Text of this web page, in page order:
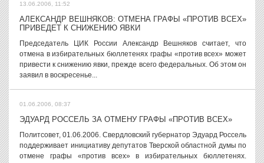
13.06.2006, 11:52
АЛЕКСАНДР ВЕШНЯКОВ: ОТМЕНА ГРАФЫ «ПРОТИВ ВСЕХ»
ПРИВЕДЕТ К СНИЖЕНИЮ ЯВКИ
Председатель ЦИК России Александр Вешняков считает, что
отмена в избирательных бюллетенях графы «против всех» может
привести к снижению явки, прежде всего федеральных. Об этом он
заявил в воскресенье...
01.06.2006, 08:37
ЭДУАРД РОССЕЛЬ ЗА ОТМЕНУ ГРАФЫ «ПРОТИВ ВСЕХ»
Политсовет, 01.06.2006. Свердловский губернатор Эдуард Россель
поддерживает инициативу депутатов Тверской областной думы по
отмене графы «против всех» в избирательных бюллетенях.